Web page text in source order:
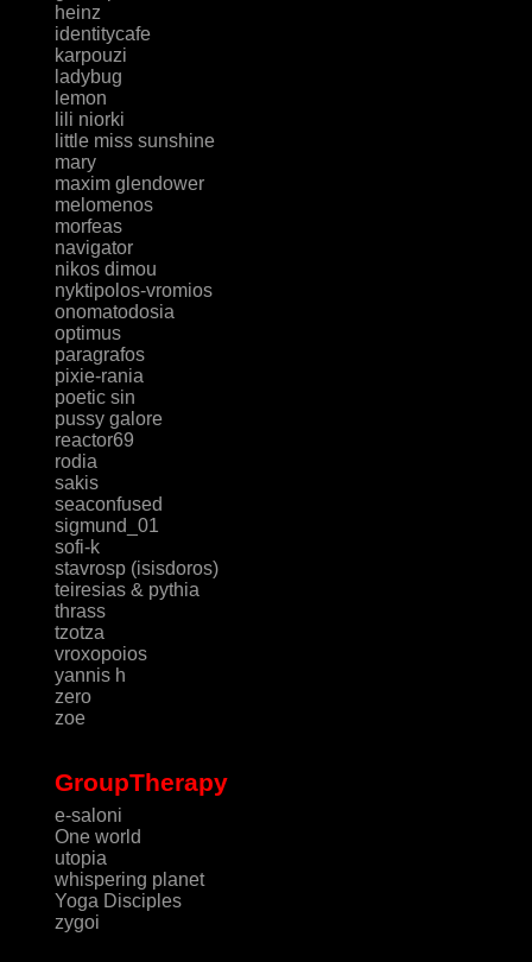
heinz
identitycafe
karpouzi
ladybug
lemon
lili niorki
little miss sunshine
mary
maxim glendower
melomenos
morfeas
navigator
nikos dimou
nyktipolos-vromios
onomatodosia
optimus
paragrafos
pixie-rania
poetic sin
pussy galore
reactor69
rodia
sakis
seaconfused
sigmund_01
sofi-k
stavrosp (isisdoros)
teiresias & pythia
thrass
tzotza
vroxopoios
yannis h
zero
zoe
GroupTherapy
e-saloni
One world
utopia
whispering planet
Yoga Disciples
zygoi